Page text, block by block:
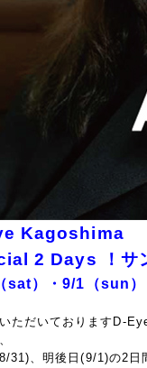
Kagoshima
2 Days ！サ
sat）・9/1（sun）
ただいておりますD-
31)、明後日(9/1)の2日